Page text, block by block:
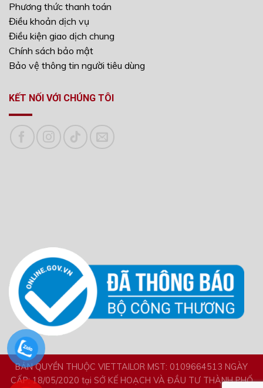
Phương thức thanh toán
Điều khoản dịch vụ
Điều kiện giao dịch chung
Chính sách bảo mật
Bảo vệ thông tin người tiêu dùng
KẾT NỐI VỚI CHÚNG TÔI
BẢN QUYỀN THUỘC VIETTAILOR MST: 0109664513 NGÀY
CẤP: 18/05/2020 tại SỞ KẾ HOẠCH VÀ ĐẦU TƯ THÀNH PHỐ